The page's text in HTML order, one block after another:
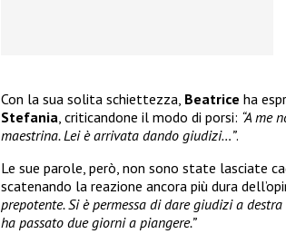
Con la sua solita schiettezza, Beatrice ha
Stefania, criticandone il modo di porsi: “A me
maestrina. Lei è arrivata dando giudizi…”.
Le sue parole, però, non sono state lasciate
scatenando la reazione ancora più dura
prepotente. Si è permessa di dare giudizi a
ha passato due giorni a piangere.”